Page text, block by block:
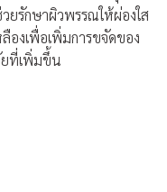
ยรักษาผิวพรรณให้ผ่องใส
องเพื่อเพิ่มการขจัดของ
ยที่เพิ่มขึ้น